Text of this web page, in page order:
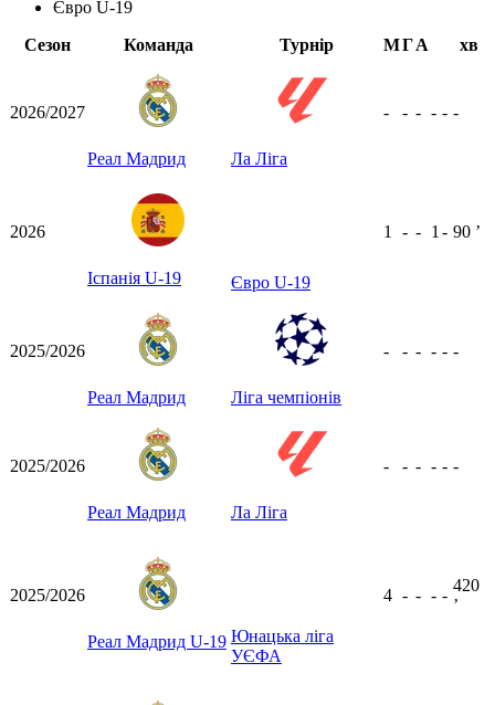
Євро U-19
Сезон
Команда Турнір МГА хв
2026/2027
Реал Мадрид Ла Ліга
- - - - - -
2026
Іспанія U-19 Євро U-19
1 - - 1 - 90 ʼ
2025/2026
Реал Мадрид Ліга чемпіонів
- - - - - -
2025/2026
Реал Мадрид Ла Ліга
- - - - - -
2025/2026
Реал Мадрид U-19 Юнацька ліга
УЄФА
4 - - - -
420
ʼ